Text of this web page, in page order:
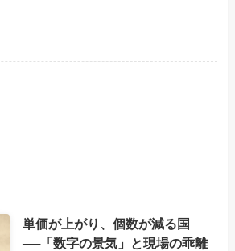
単価が上がり、個数が減る国
──「数字の景気」と現場の乖離